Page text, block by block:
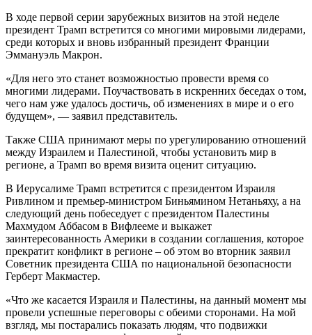
В ходе первой серии зарубежных визитов на этой неделе
президент Трамп встретится со многими мировыми лидерами,
среди которых и вновь избранный президент Франции
Эммануэль Макрон.
«Для него это станет возможностью провести время со
многими лидерами. Поучаствовать в искренних беседах о том,
чего нам уже удалось достичь, об изменениях в мире и о его
будущем», — заявил представитель.
Также США принимают меры по урегулированию отношений
между Израилем и Палестиной, чтобы установить мир в
регионе, а Трамп во время визита оценит ситуацию.
В Иерусалиме Трамп встретится с президентом Израиля
Ривлином и премьер-министром Биньямином Нетаньяху, а на
следующий день побеседует с президентом Палестины
Махмудом Аббасом в Вифлееме и выкажет
заинтересованность Америки в создании соглашения, которое
прекратит конфликт в регионе – об этом во вторник заявил
Советник президента США по национальной безопасности
Герберт Макмастер.
«Что же касается Израиля и Палестины, на данный момент мы
провели успешные переговоры с обеими сторонами. На мой
взгляд, мы постарались показать людям, что подвижки